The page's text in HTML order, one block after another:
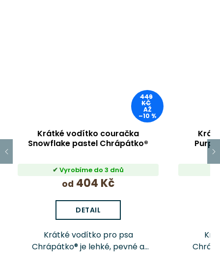
449
KČ
AŽ
–10 %
Krátké vodítko couračka
Snowflake pastel Chrápátko®
Vyrobíme do 3 dnů
od 404 Kč
DETAIL
Krátké vodítko pro psa
Chrápátko® je lehké, pevné a